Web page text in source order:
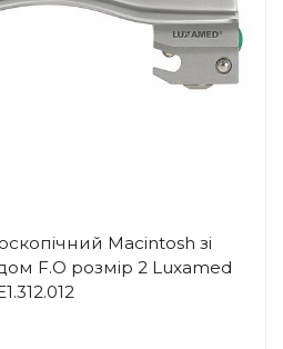
Macintosh зі
F.O розмір 2 Luxamed